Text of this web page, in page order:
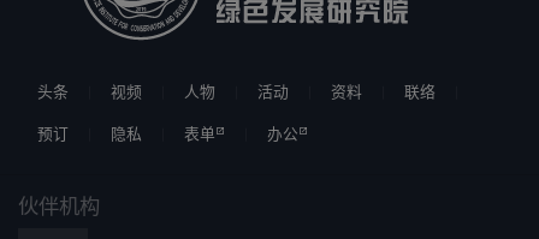
头条 视频 人物 活动 资料 联络
预订 隐私 表单 办公
伙伴机构